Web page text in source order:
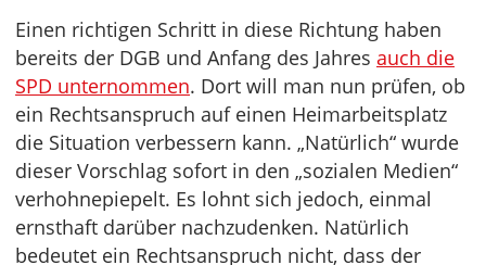
Einen richtigen Schritt in diese Richtung haben
bereits der DGB und Anfang des Jahres auch die
SPD unternommen. Dort will man nun prüfen, ob
ein Rechtsanspruch auf einen Heimarbeitsplatz
die Situation verbessern kann. „Natürlich“ wurde
dieser Vorschlag sofort in den „sozialen Medien“
verhohnepiepelt. Es lohnt sich jedoch, einmal
ernsthaft darüber nachzudenken. Natürlich
bedeutet ein Rechtsanspruch nicht, dass der